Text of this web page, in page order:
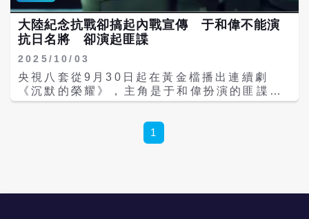
大陸紀念抗戰卻搞起內戰宣傳 于和偉不能演
抗日名將 卻演起匪諜
2025/10/03
央視八套從9月30日起在黃金檔播出連續劇
《沉默的榮耀》，主角是于和偉扮演的匪諜、
國防部中將參謀次長吳石；去年一部紀念衡陽
主角國軍第10軍軍長方先覺被大陸網友批成
「投降主義」而遭到禁播，方先覺也是于和偉
1